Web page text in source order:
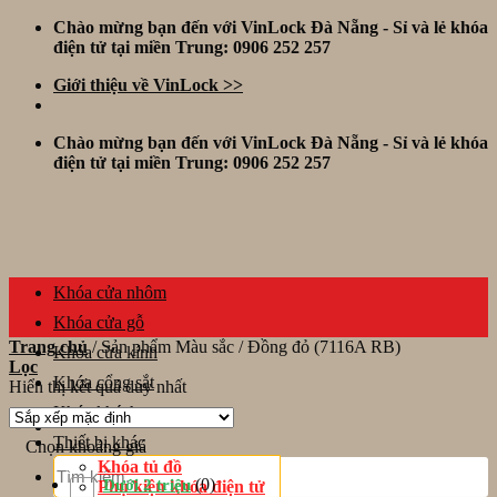
Skip
Chào mừng bạn đến với VinLock Đà Nẵng - Sỉ và lẻ khóa
điện tử tại miền Trung: 0906 252 257
Giới thiệu về VinLock >>
Chào mừng bạn đến với VinLock Đà Nẵng - Sỉ và lẻ khóa
điện tử tại miền Trung: 0906 252 257
Tìm
kiếm:
Khóa cửa nhôm
Khóa cửa gỗ
Khóa cửa kính
Khóa cổng sắt
Khóa khách sạn
Thiết bị khác
Khóa tủ đồ
Phụ kiện khóa điện tử
Trang chủ /Sản phẩm Màu sắc /Đồng đỏ (7116A RB)
Lọc
Hiển thị kết quả duy nhất
Chọn khoảng giá
Dưới 2 triệu (0)